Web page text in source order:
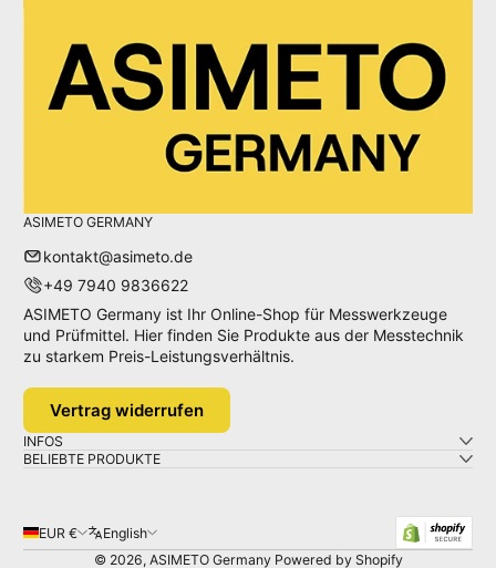
ASIMETO GERMANY
kontakt@asimeto.de
+49 7940 9836622
ASIMETO Germany ist Ihr Online-Shop für Messwerkzeuge
und Prüfmittel. Hier finden Sie Produkte aus der Messtechnik
zu starkem Preis-Leistungsverhältnis.
Vertrag widerrufen
INFOS
BELIEBTE PRODUKTE
EUR €
English
© 2026, ASIMETO Germany Powered by Shopify